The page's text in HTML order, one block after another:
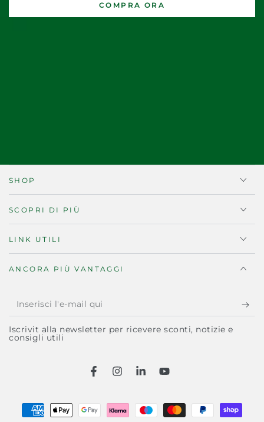
COMPRA ORA
SHOP
SCOPRI DI PIÙ
LINK UTILI
ANCORA PIÙ VANTAGGI
Inserisci
l'e-
mail
Iscrivit alla newsletter per ricevere sconti, notizie e
consigli utili
FacebookInstagram
LinkedInYouTube
Modalità